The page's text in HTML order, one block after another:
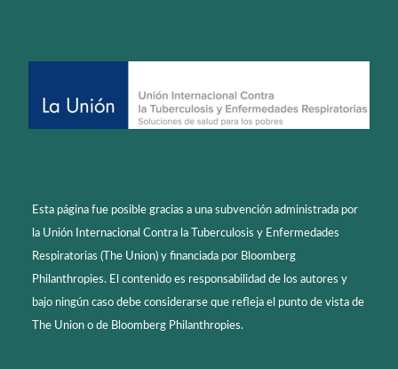
Esta página fue posible gracias a una subvención administrada por
la Unión Internacional Contra la Tuberculosis y Enfermedades
Respiratorias (The Union) y financiada por Bloomberg
Philanthropies. El contenido es responsabilidad de los autores y
bajo ningún caso debe considerarse que refleja el punto de vista de
The Union o de Bloomberg Philanthropies.